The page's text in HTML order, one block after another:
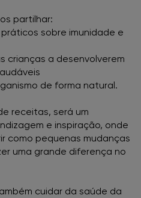
partilhar:
sobre imunidade e
crianças a desenvolverem
de forma natural.
receitas, será um
e inspiração, onde
como pequenas mudanças
uma grande diferença no
cuidar da saúde da